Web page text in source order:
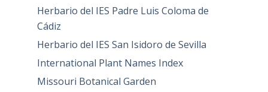
Herbario del IES Padre Luis Coloma de
Cádiz
Herbario del IES San Isidoro de Sevilla
International Plant Names Index
Missouri Botanical Garden